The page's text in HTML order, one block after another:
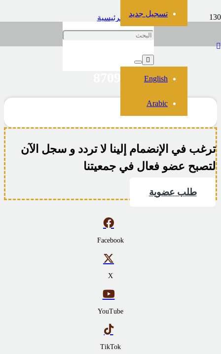
تسجيل جديد
English
Arabic
الرئيسية
ترغب في الإنضمام إلينا لا تردد و سجل الآن
لتصبح عضو فعال في جمعيتنا
طلب عضوية
Facebook
X
YouTube
TikTok